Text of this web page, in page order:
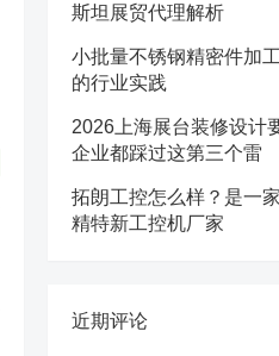
斯坦展贸代理解析
小批量不锈钢精密件加
的行业实践
2026上海展台装修设计
企业都踩过这第三个雷
拓朗工控怎么样？是一
精特新工控机厂家
近期评论